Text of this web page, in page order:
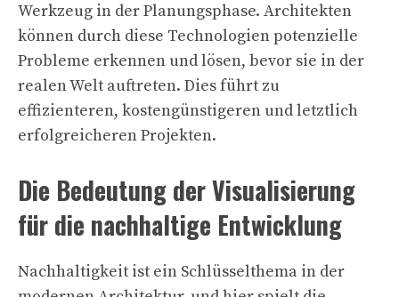
Werkzeug in der Planungsphase. Architekten
können durch diese Technologien potenzielle
Probleme erkennen und lösen, bevor sie in der
realen Welt auftreten. Dies führt zu
effizienteren, kostengünstigeren und letztlich
erfolgreicheren Projekten.
Die Bedeutung der Visualisierung
für die nachhaltige Entwicklung
Nachhaltigkeit ist ein Schlüsselthema in der